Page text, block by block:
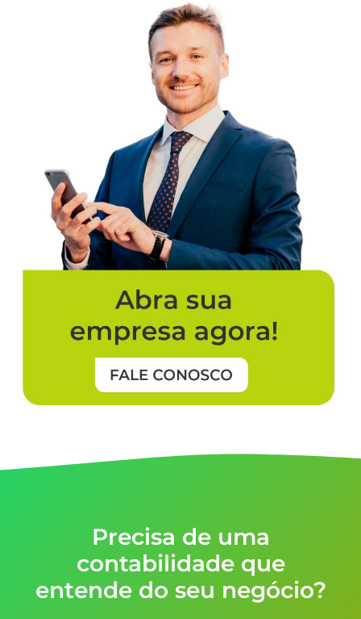
Precisa de uma
contabilidade que
entende do seu negócio?